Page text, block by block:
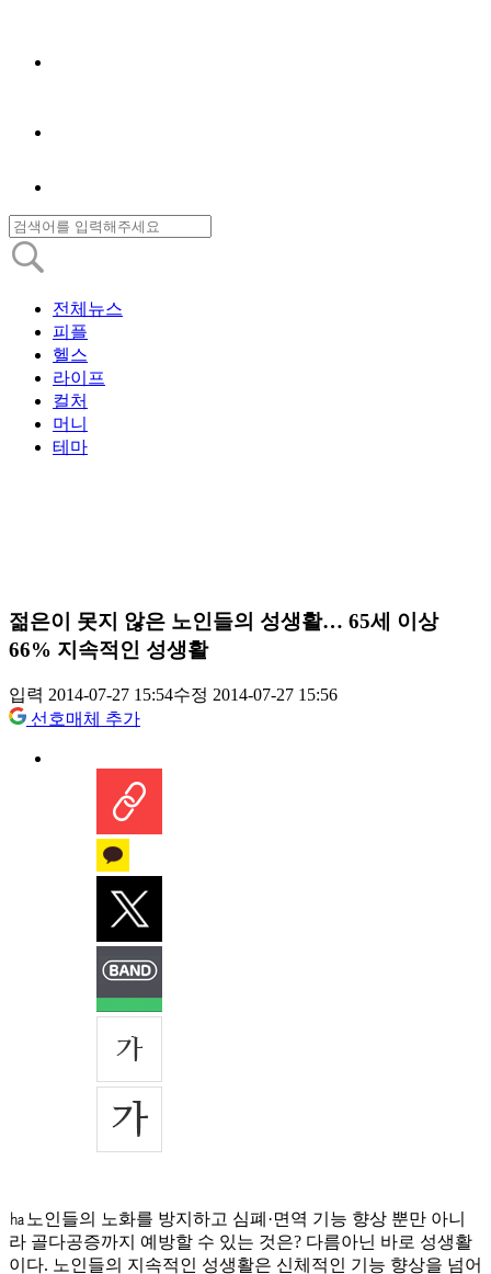
전체뉴스
피플
헬스
라이프
컬처
머니
테마
젊은이 못지 않은 노인들의 성생활… 65세 이상
66% 지속적인 성생활
입력 2014-07-27 15:54수정 2014-07-27 15:56
선호매체 추가
㏊노인들의 노화를 방지하고 심폐·면역 기능 향상 뿐만 아니
라 골다공증까지 예방할 수 있는 것은? 다름아닌 바로 성생활
이다. 노인들의 지속적인 성생활은 신체적인 기능 향상을 넘어